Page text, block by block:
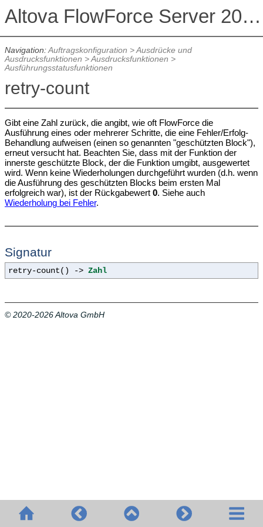
Altova FlowForce Server 2026 Advanced Edition
Navigation:Auftragskonfiguration >Ausdrücke und
Ausdrucksfunktionen >Ausdrucksfunktionen >
Ausführungsstatusfunktionen
retry-count
Gibt eine Zahl zurück, die angibt, wie oft FlowForce die
Ausführung eines oder mehrerer Schritte, die eine Fehler/Erfolg-
Behandlung aufweisen (einen so genannten "geschützten Block"),
erneut versucht hat. Beachten Sie, dass mit der Funktion der
innerste geschützte Block, der die Funktion umgibt, ausgewertet
wird. Wenn keine Wiederholungen durchgeführt wurden (d.h. wenn
die Ausführung des geschützten Blocks beim ersten Mal
erfolgreich war), ist der Rückgabewert 0. Siehe auch
Wiederholung bei Fehler.
Signatur
retry-count() ->Zahl
© 2020-2026 Altova GmbH